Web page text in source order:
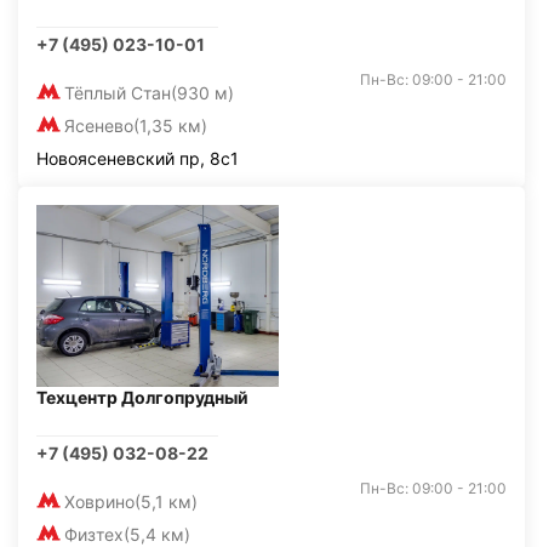
+7 (495) 023-10-01
Тёплый Стан(930 м)
Ясенево(1,35 км)
Пн-Вс: 09:00 - 21:00
Новоясеневский пр, 8с1
Техцентр Долгопрудный
+7 (495) 032-08-22
Ховрино(5,1 км)
Физтех(5,4 км)
Пн-Вс: 09:00 - 21:00